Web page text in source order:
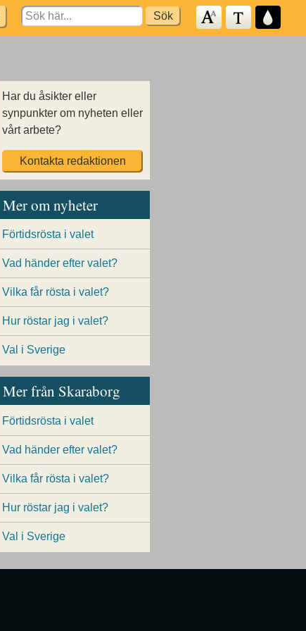
Search
for:
Har du åsikter eller
synpunkter om nyheten eller
vårt arbete?
Kontakta redaktionen
Mer om nyheter
Förtidsrösta i valet
Vad händer efter valet?
Vilka får rösta i valet?
Hur röstar jag i valet?
Val i Sverige
Mer från Skaraborg
Förtidsrösta i valet
Vad händer efter valet?
Vilka får rösta i valet?
Hur röstar jag i valet?
Val i Sverige